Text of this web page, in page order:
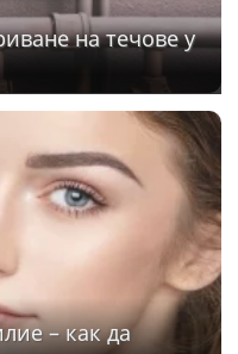
на течове у
– как да